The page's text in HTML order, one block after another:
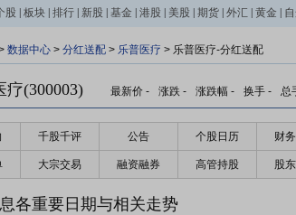
股 板块 排行 新股 基金 港股 美股 期货 外汇 黄金
数据中心 > 分红送配 > 乐普医疗 > 乐普医疗-分红送配
疗(300003) 最新价 - 涨跌 - 涨跌幅 - 换手 - 总
千股千评 公告 个股日历 财
大宗交易 融资融券 高管持股 股
各重要日期与相关走势